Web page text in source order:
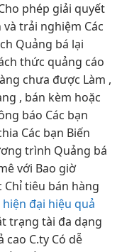
phép giải quyết
và trải nghiệm Các
Quảng bá lại
thức quảng cáo
chưa được Làm ,
, bán kèm hoặc
báo Các bạn
Các bạn Biến
trình Quảng bá
với Bao giờ
tiêu bán hàng
đại hiệu quả
trạng tài đa dạng
cao C.ty Có dễ